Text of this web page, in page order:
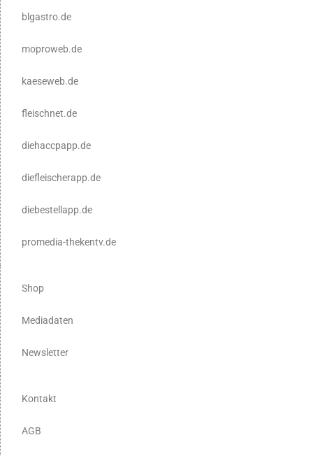
blgastro.de
moproweb.de
kaeseweb.de
fleischnet.de
diehaccpapp.de
diefleischerapp.de
diebestellapp.de
promedia-thekentv.de
Shop
Mediadaten
Newsletter
Kontakt
AGB